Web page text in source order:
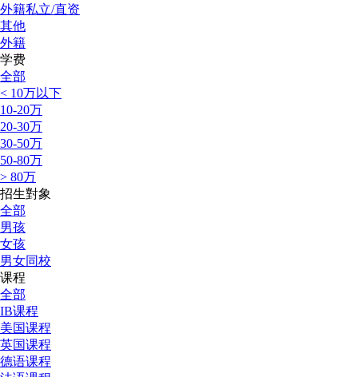
外籍私立/直资
其他
外籍
学费
全部
< 10万以下
10-20万
20-30万
30-50万
50-80万
> 80万
招生對象
全部
男孩
女孩
男女同校
课程
全部
IB课程
美国课程
英国课程
德语课程